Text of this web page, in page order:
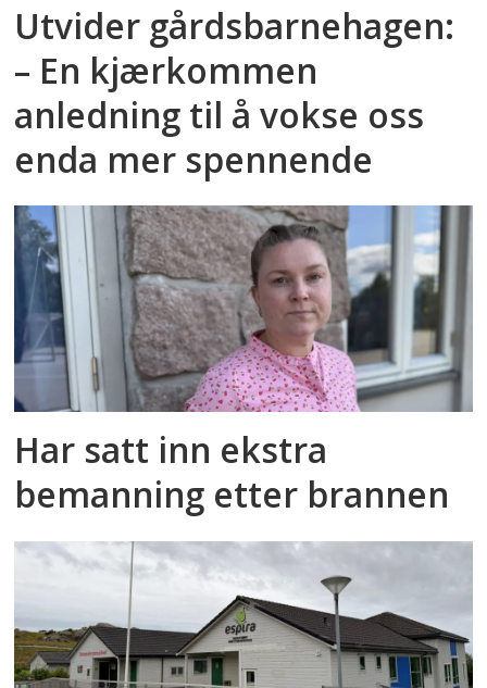
Utvider gårdsbarnehagen:
– En kjærkommen
anledning til å vokse oss
enda mer spennende
Har satt inn ekstra
bemanning etter brannen